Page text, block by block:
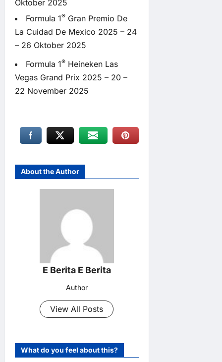
Oktober 2025
Formula 1® Gran Premio De
La Cuidad De Mexico 2025 – 24
– 26 Oktober 2025
Formula 1® Heineken Las
Vegas Grand Prix 2025 – 20 –
22 November 2025
About the Author
E Berita E Berita
Author
View All Posts
What do you feel about this?